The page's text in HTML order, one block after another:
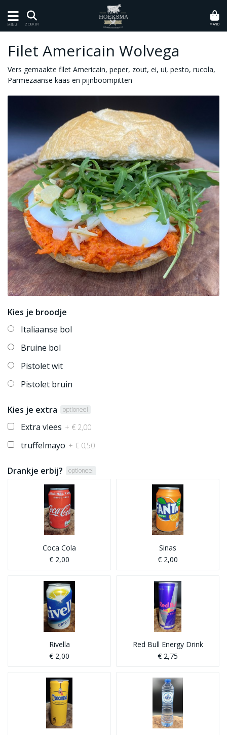
MENU ZOEKEN MAND
Filet Americain Wolvega
Vers gemaakte filet Americain, peper, zout, ei, ui, pesto, rucola,
Parmezaanse kaas en pijnboompitten
Kies je broodje
Italiaanse bol
Bruine bol
Pistolet wit
Pistolet bruin
Kies je extra optioneel
Extra vlees + € 2,00
truffelmayo + € 0,50
Drankje erbij? optioneel
Coca Cola
€ 2,00
Sinas
€ 2,00
Rivella
€ 2,00
Red Bull Energy Drink
€ 2,75